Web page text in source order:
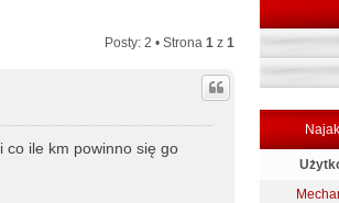
Posty: 2 • Strona 1z 1
i co ile km powinno się go